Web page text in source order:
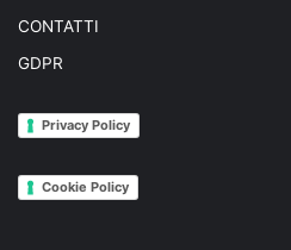
CONTATTI
GDPR
Privacy Policy
Cookie Policy